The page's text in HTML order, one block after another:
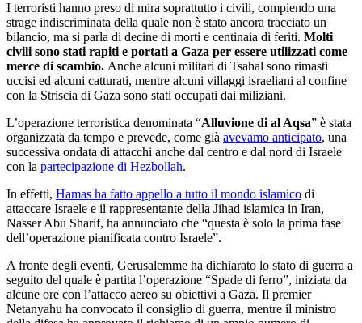
I terroristi hanno preso di mira soprattutto i civili, compiendo una
strage indiscriminata della quale non è stato ancora tracciato un
bilancio, ma si parla di decine di morti e centinaia di feriti. Molti
civili sono stati rapiti e portati a Gaza per essere utilizzati come
merce di scambio. Anche alcuni militari di Tsahal sono rimasti
uccisi ed alcuni catturati, mentre alcuni villaggi israeliani al confine
con la Striscia di Gaza sono stati occupati dai miliziani.
L’operazione terroristica denominata “Alluvione di al Aqsa” è stata
organizzata da tempo e prevede, come già avevamo anticipato, una
successiva ondata di attacchi anche dal centro e dal nord di Israele
con la partecipazione di Hezbollah.
In effetti, Hamas ha fatto appello a tutto il mondo islamico di
attaccare Israele e il rappresentante della Jihad islamica in Iran,
Nasser Abu Sharif, ha annunciato che “questa è solo la prima fase
dell’operazione pianificata contro Israele”.
A fronte degli eventi, Gerusalemme ha dichiarato lo stato di guerra a
seguito del quale è partita l’operazione “Spade di ferro”, iniziata da
alcune ore con l’attacco aereo su obiettivi a Gaza. Il premier
Netanyahu ha convocato il consiglio di guerra, mentre il ministro